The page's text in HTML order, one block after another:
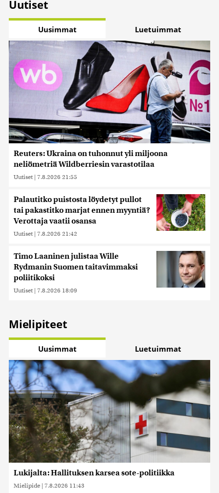
Uutiset
Uusimmat Luetuimmat
Reuters: Ukraina on tuhonnut yli miljoona
neliömetriä Wildberriesin varastotilaa
Uutiset | 7.8.2026 21:55
Palautitko puistosta löydetyt pullot
tai pakastitko marjat ennen myyntiä?
Verottaja vaatii osansa
Uutiset | 7.8.2026 21:42
Timo Laaninen julistaa Wille
Rydmanin Suomen taitavimmaksi
poliitikoksi
Uutiset | 7.8.2026 18:09
Mielipiteet
Uusimmat Luetuimmat
Lukijalta: Hallituksen karsea sote-politiikka
Mielipide | 7.8.2026 11:43